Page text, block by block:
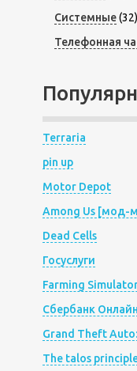
Системные(32)
Телефонная
Terraria
pin up
Motor Depot
Among Us [мод-
Dead Cells
Госуслуги
Farming
Сбербанк Онлайн
Grand Theft
The talos